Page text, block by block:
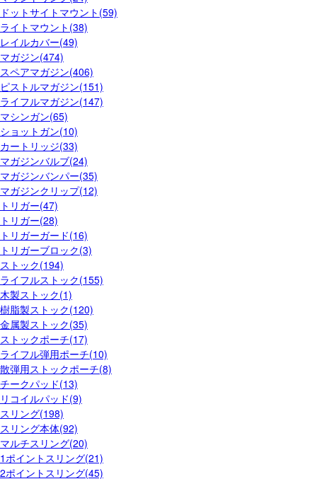
ドットサイトマウント(59)
ライトマウント(38)
レイルカバー(49)
マガジン(474)
スペアマガジン(406)
ピストルマガジン(151)
ライフルマガジン(147)
マシンガン(65)
ショットガン(10)
カートリッジ(33)
マガジンバルブ(24)
マガジンバンパー(35)
マガジンクリップ(12)
トリガー(47)
トリガー(28)
トリガーガード(16)
トリガーブロック(3)
ストック(194)
ライフルストック(155)
木製ストック(1)
樹脂製ストック(120)
金属製ストック(35)
ストックポーチ(17)
ライフル弾用ポーチ(10)
散弾用ストックポーチ(8)
チークパッド(13)
リコイルパッド(9)
スリング(198)
スリング本体(92)
マルチスリング(20)
1ポイントスリング(21)
2ポイントスリング(45)